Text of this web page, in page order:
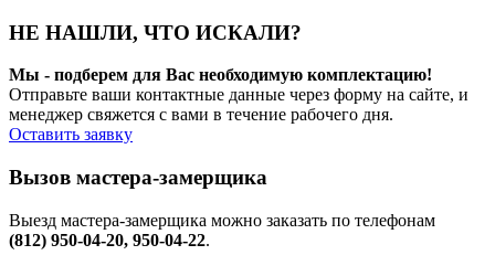
НЕ НАШЛИ, ЧТО ИСКАЛИ?
Мы - подберем для Вас необходимую комплектацию!
Отправьте ваши контактные данные через форму на сайте, и
менеджер свяжется с вами в течение рабочего дня.
Оставить заявку
Вызов мастера-замерщика
Выезд мастера-замерщика можно заказать по телефонам
(812) 950-04-20, 950-04-22.